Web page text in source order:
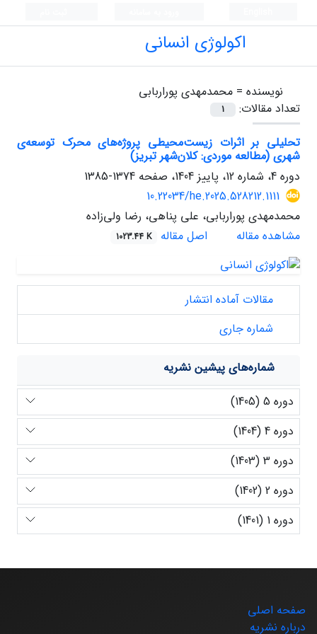
اکولوژی انسانی
نویسنده = محمدمهدی پوراربابی
تعداد مقالات:
1
تحلیلی بر اثرات زیست‌محیطی پروژه‌های محرک توسعه‌ی
شهری (مطالعه موردی: کلان‌شهر تبریز)
دوره 4، شماره 12، پاییز 1404، صفحه
1374-1385
10.22034/he.2025.528212.1111
محمدمهدی پوراربابی، علی پناهی، رضا ولی‌زاده
مشاهده مقاله
اصل مقاله 1023.44 K
مقالات آماده انتشار
شماره جاری
شماره‌های پیشین نشریه
دوره 5 (1405)
دوره 4 (1404)
دوره 3 (1403)
دوره 2 (1402)
دوره 1 (1401)
صفحه اصلی
درباره نشریه